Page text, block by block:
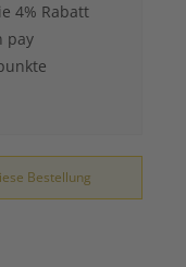
4% Rabatt
pay
Bestellung